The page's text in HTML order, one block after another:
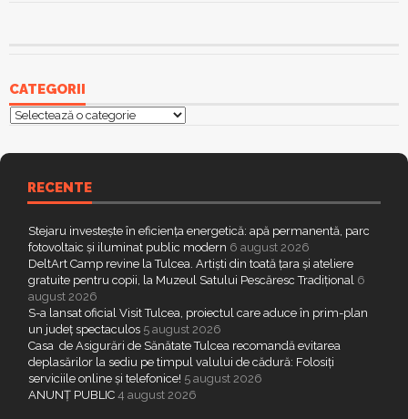
CATEGORII
Categorii
RECENTE
Stejaru investește în eficiența energetică: apă permanentă, parc
fotovoltaic și iluminat public modern 6 august 2026
DeltArt Camp revine la Tulcea. Artiști din toată țara și ateliere
gratuite pentru copii, la Muzeul Satului Pescăresc Tradițional 6
august 2026
S-a lansat oficial Visit Tulcea, proiectul care aduce în prim-plan
un județ spectaculos 5 august 2026
Casa de Asigurări de Sănătate Tulcea recomandă evitarea
deplasărilor la sediu pe timpul valului de cădură: Folosiți
serviciile online și telefonice! 5 august 2026
ANUNȚ PUBLIC 4 august 2026